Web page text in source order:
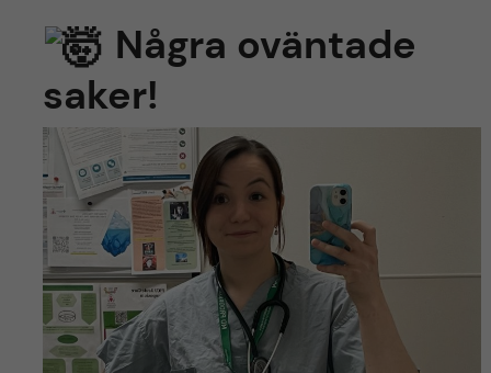
Några oväntade
saker!